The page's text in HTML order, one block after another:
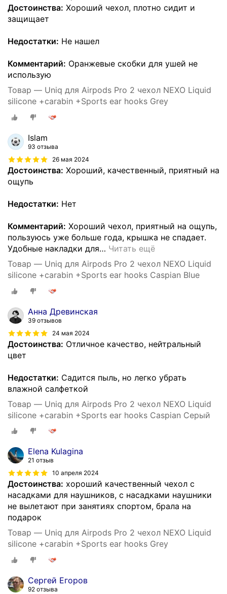
Достоинства: Хороший чехол, плотно сидит и
защищает
Недостатки: Не нашел
Комментарий: Оранжевые скобки для ушей не
использую
Товар — Uniq для Airpods Pro 2 чехол NEXO Liquid
silicone +carabin +Sports ear hooks Grey
Islam
93 отзыва
26 мая 2024
Достоинства: Хороший, качественный, приятный на
ощупь
Недостатки: Нет
Комментарий: Хороший чехол, приятный на ощупь,
пользуюсь уже больше года, крышка не спадает.
Удобные накладки для… Читать ещё
Товар — Uniq для Airpods Pro 2 чехол NEXO Liquid
silicone +carabin +Sports ear hooks Caspian Blue
Анна Древинская
39 отзывов
24 мая 2024
Достоинства: Отличное качество, нейтральный
цвет
Недостатки: Садится пыль, но легко убрать
влажной салфеткой
Товар — Uniq для Airpods Pro 2 чехол NEXO Liquid
silicone +carabin +Sports ear hooks Caspian Серый
Elena Kulagina
21 отзыв
10 апреля 2024
Достоинства: хороший качественный чехол с
насадками для наушников, с насадками наушники
не вылетают при занятиях спортом, брала на
подарок
Товар — Uniq для Airpods Pro 2 чехол NEXO Liquid
silicone +carabin +Sports ear hooks Grey
Сергей Егоров
92 отзыва